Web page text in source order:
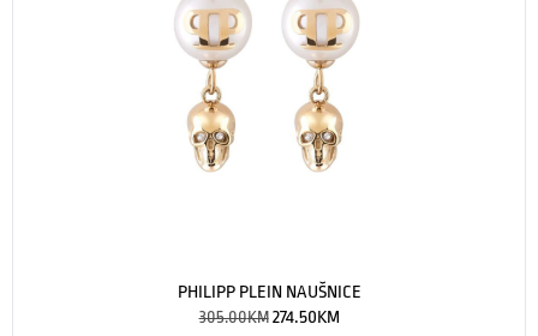
PHILIPP PLEIN NAUŠNICE
305.00KM 274.50KM